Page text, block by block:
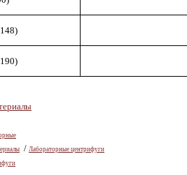
/ Лабораторные центрифуги